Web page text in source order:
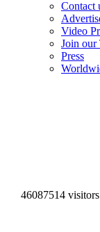
Contact
Video
Join our
Press
46087514 visitors